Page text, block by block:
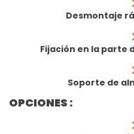
Desmontaje
Fijación en la
Soporte de
OPCIONES :